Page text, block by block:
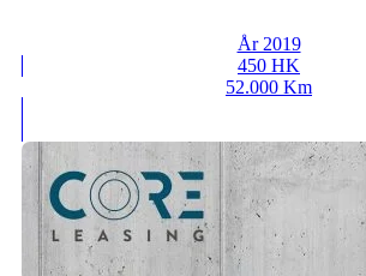
År 2019
450 HK
52.000 Km